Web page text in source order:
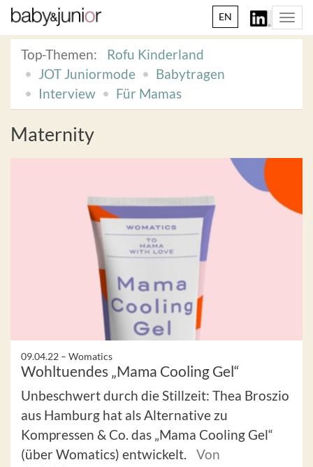
EN
Top-Themen:
Rofu Kinderland
JOT Juniormode
Babytragen
Interview
Für Mamas
Maternity
09.04.22 – Womatics
Wohltuendes „Mama Cooling Gel“
Unbeschwert durch die Stillzeit: Thea Broszio
aus Hamburg hat als Alternative zu
Kompressen & Co. das „Mama Cooling Gel“
(über Womatics) entwickelt.
Von